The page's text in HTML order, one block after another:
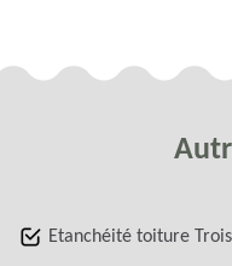
Etanchéité toiture